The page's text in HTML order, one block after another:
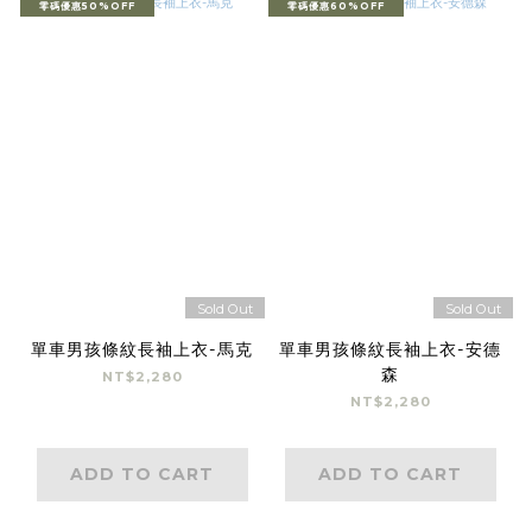
零碼優惠50%OFF
Sold Out
單車男孩條紋長袖上衣-馬克
NT$2,280
ADD TO CART
零碼優惠60%OFF
Sold Out
單車男孩條紋長袖上衣-安德
森
NT$2,280
ADD TO CART